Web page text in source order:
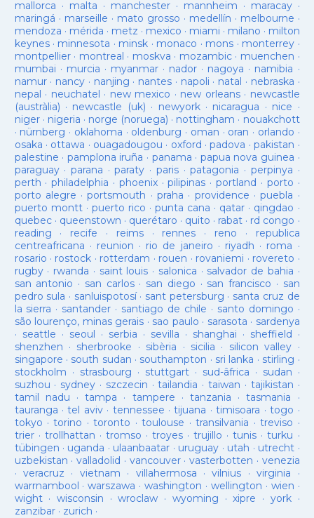
mallorca · malta · manchester· mannheim · maracay·
maringá · marseille · mato grosso · medellín · melbourne ·
mendoza · mérida · metz · mexico · miami · milano · milton
keynes· minnesota · minsk · monaco · mons · monterrey ·
montpellier· montreal · moskva · mozambic· muenchen ·
mumbai · murcia · myanmar· nador · nagoya · namibia ·
namur· nancy · nanjing · nantes · napoli · natal · nebraska ·
nepal · neuchatel · new mexico · new orleans· newcastle
(austràlia) · newcastle (uk) · newyork· nicaragua · nice ·
niger· nigeria · norge (noruega) · nottingham · nouakchott
· nürnberg · oklahoma · oldenburg · oman · oran · orlando ·
osaka · ottawa · ouagadougou · oxford ·padova ·pakistan ·
palestine · pamplona iruña · panama · papua nova guinea ·
paraguay· parana ·paraty · paris·patagonia · perpinya ·
perth ·philadelphia · phoenix·pilipinas ·portland · porto ·
porto alegre ·portsmouth ·praha · providence ·puebla ·
puerto montt· puerto rico ·punta cana · qatar · qingdao ·
quebec· queenstown · querétaro · quito · rabat · rd congo ·
reading · recife · reims· rennes · reno · republica
centreafricana · reunion · rio de janeiro · riyadh · roma ·
rosario · rostock · rotterdam · rouen · rovaniemi · rovereto ·
rugby· rwanda · saint louis · salonica · salvador de bahia ·
san antonio · san carlos· san diego · san francisco · san
pedro sula · sanluispotosí· sant petersburg · santa cruz de
la sierra · santander · santiago de chile · santo domingo ·
são lourenço, minas gerais · sao paulo · sarasota · sardenya
· seattle · seoul · serbia · sevilla · shanghai · sheffield ·
shenzhen · sherbrooke · sibèria · sicilia · silicon valley ·
singapore · south sudan · southampton · sri lanka · stirling ·
stockholm · strasbourg · stuttgart· sud-âfrica · sudan ·
suzhou · sydney · szczecin ·tailandia ·taiwan · tajikistan ·
tamil nadu ·tampa · tampere · tanzania ·tasmania ·
tauranga ·tel aviv· tennessee ·tijuana ·timisoara ·togo ·
tokyo ·torino ·toronto ·toulouse ·transilvania ·treviso ·
trier· trollhattan · tromso · troyes·trujillo ·tunis ·turku ·
tübingen · uganda · ulaanbaatar · uruguay · utah · utrecht ·
uzbekistan · valladolid · vancouver· vasterbotten · venezia
· veracruz · vietnam · villahermosa ·vilnius ·virginia ·
warrnambool ·warszawa ·washington · wellington · wien ·
wight· wisconsin ·wroclaw · wyoming ·xipre · york·
zanzibar· zurich ·